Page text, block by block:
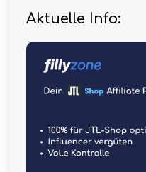
Aktuelle Info: